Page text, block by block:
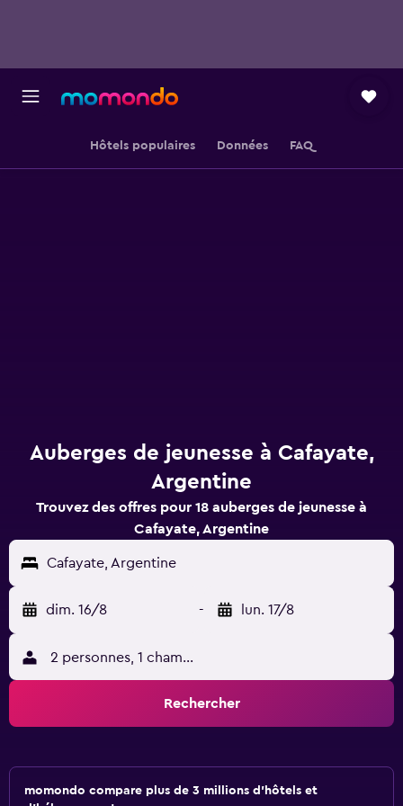
Hôtels populaires Données FAQ
Auberges de jeunesse à Cafayate,
Argentine
Trouvez des offres pour 18 auberges de jeunesse à
Cafayate, Argentine
Cafayate, Argentine
dim. 16/8 - lun. 17/8
2 personnes, 1 chambre
Rechercher
momondo compare plus de 3 millions d'hôtels et